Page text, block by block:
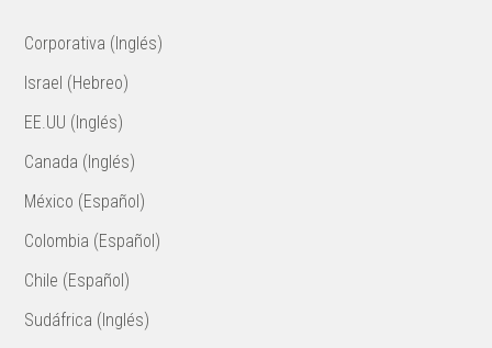
Corporativa (Inglés)
Israel (Hebreo)
EE.UU (Inglés)
Canada (Inglés)
México (Español)
Colombia (Español)
Chile (Español)
Sudáfrica (Inglés)